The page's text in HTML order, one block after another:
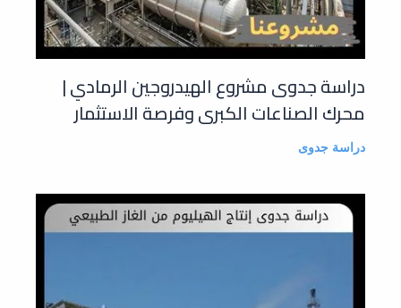
دراسة جدوى مشروع الهيدروجين الرمادي |
محرك الصناعات الكبرى وفرصة الاستثمار
دراسة جدوى